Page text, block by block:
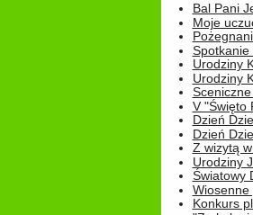
Bal Pani
Moje
Spotkanie
Urodziny
Urodziny
V "Święto
Dzień
Dzień
Z wizytą
Urodziny
Światowy
Wiosenne
Konkurs